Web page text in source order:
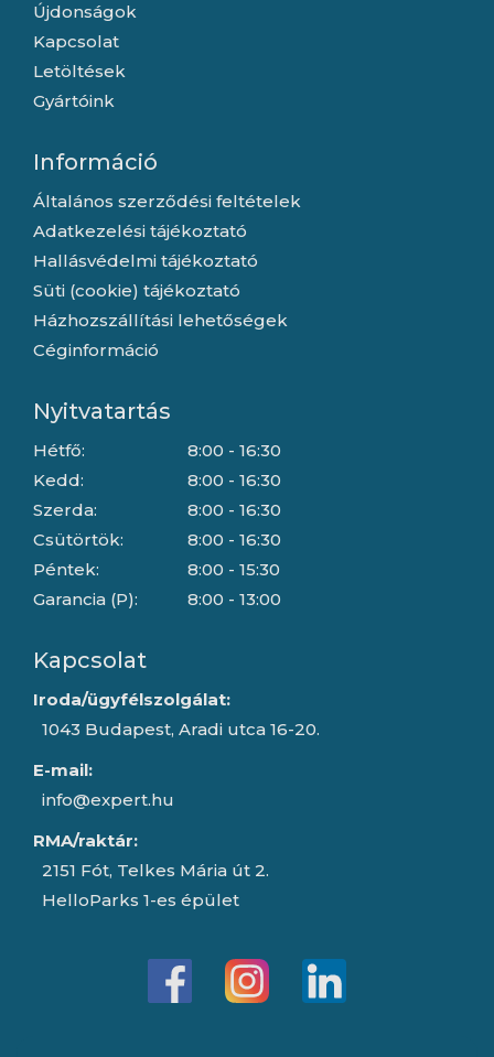
Újdonságok
Kapcsolat
Letöltések
Gyártóink
Információ
Általános szerződési feltételek
Adatkezelési tájékoztató
Hallásvédelmi tájékoztató
Süti (cookie) tájékoztató
Házhozszállítási lehetőségek
Céginformáció
Nyitvatartás
Hétfő:
Kedd:
Szerda:
Csütörtök:
Péntek:
Garancia (P):
8:00 - 16:30
8:00 - 16:30
8:00 - 16:30
8:00 - 16:30
8:00 - 15:30
8:00 - 13:00
Kapcsolat
Iroda/ügyfélszolgálat:
1043 Budapest, Aradi utca 16-20.
E-mail:
info@expert.hu
RMA/raktár:
2151 Fót, Telkes Mária út 2.
HelloParks 1-es épület